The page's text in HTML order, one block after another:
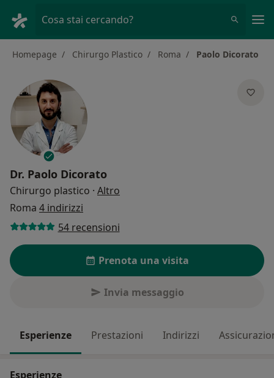
Cosa stai cercando?
Homepage Chirurgo Plastico Roma Paolo Dicorato
Dr. Paolo Dicorato
Chirurgo plastico · Altro
Roma 4 indirizzi
54 recensioni
Prenota una visita
Invia messaggio
Esperienze Prestazioni Indirizzi
Esperienze